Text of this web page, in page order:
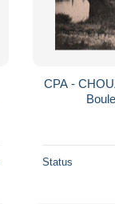
CPA -
Status